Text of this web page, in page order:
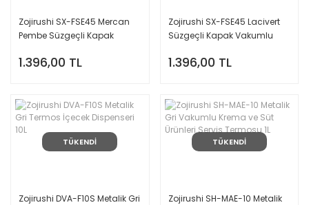
Zojirushi SX-FSE45 Mercan
Pembe Süzgeçli Kapak
0.45L
1.396,00 TL
Zojirushi SX-FSE45 Lacivert
Süzgeçli Kapak Vakumlu
1.396,00 TL
TÜKENDİ
Zojirushi DVA-F10S Metalik Gri
TÜKENDİ
Zojirushi SH-MAE-10 Metalik